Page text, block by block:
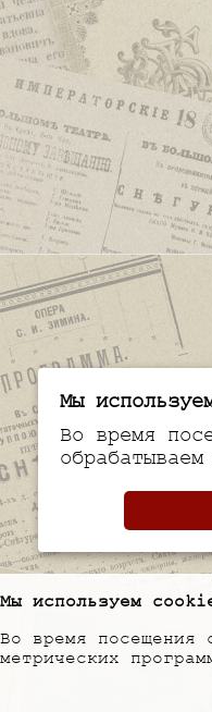
Мы используем
Во время посещения
метрических
Мы
Во время